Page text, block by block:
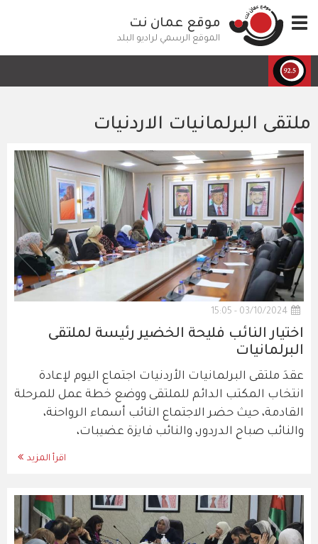
إلى
المحتوى
الرئيسي
Toggle
navigation
موقع عمان نت
الموقع الرسمي لراديو البلد
ملتقى البرلمانيات الاردنيات
03/10/2024 - 15:05
اختيار النائب فليحة الخضير رئيسة لملتقى
البرلمانيات
عقدَ ملتقى البرلمانيات الأردنيات اجتماع اليوم لإعادة
انتخاب المكتب الدائم للملتقى ووضع خطة عمل للمرحلة
القادمة، حيث حضر الاجتماع النائب أسماء الرواحنة،
والنائب صباح الدردور، والنائب فايزة عضيبات،
اقرأ المزيد